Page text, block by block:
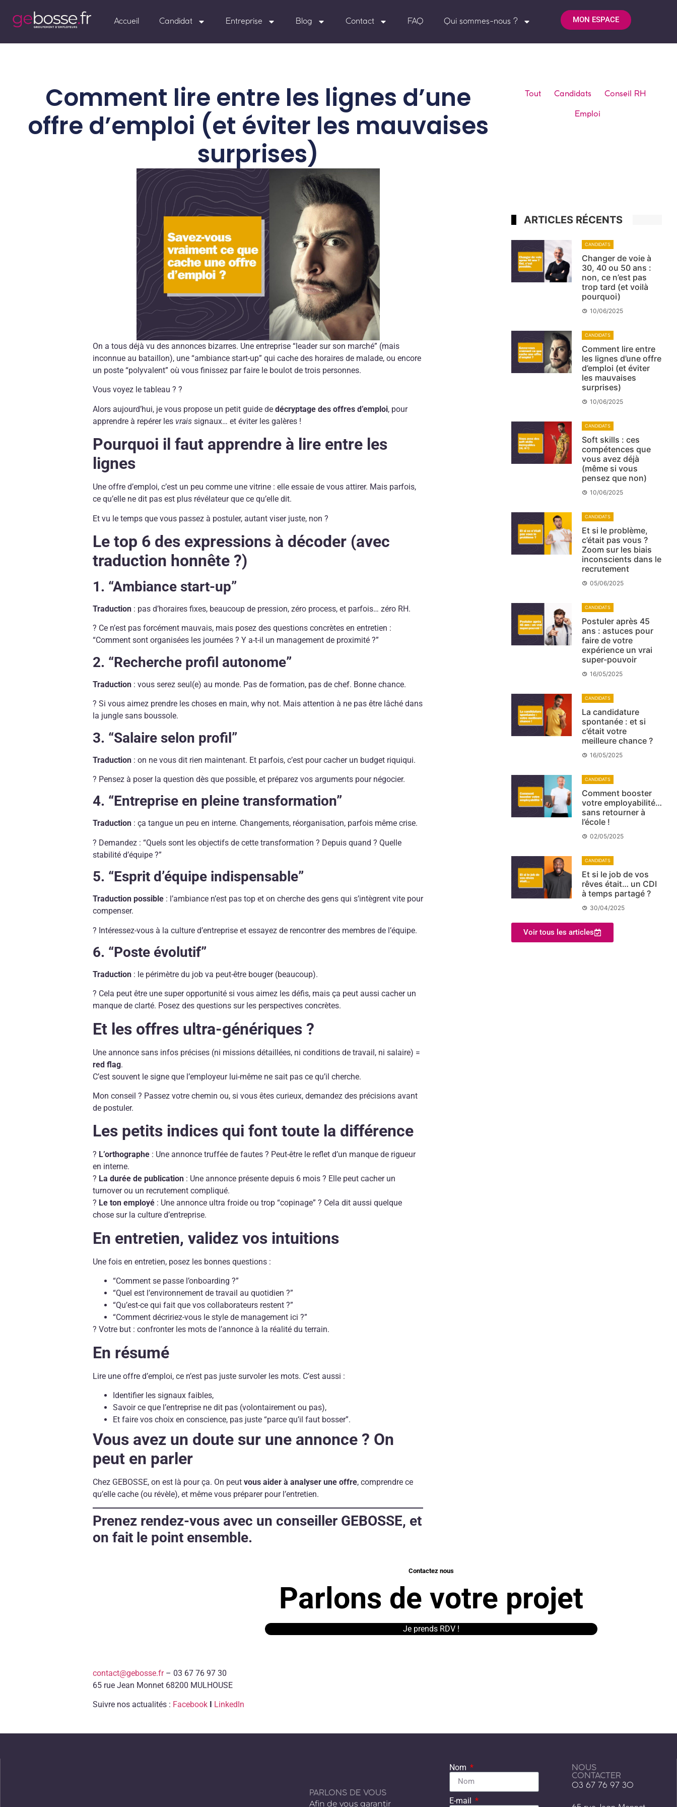
Accueil Candidat Entreprise Blog Contact FAQ Qui sommes-nous ? MON ESPACE
Comment lire entre les lignes d’une
offre d’emploi (et éviter les mauvaises
surprises)
On a tous déjà vu des annonces bizarres. Une entreprise “leader sur son marché” (mais
inconnue au bataillon), une “ambiance start-up” qui cache des horaires de malade, ou encore
un poste “polyvalent” où vous finissez par faire le boulot de trois personnes.
Vous voyez le tableau ? ?
Alors aujourd’hui, je vous propose un petit guide dedécryptage des offres d’emploi, pour
apprendre à repérer les vrais signaux… et éviter les galères !
Pourquoi il faut apprendre à lire entre les
lignes
Une offre d’emploi, c’est un peu comme une vitrine : elle essaie de vous attirer. Mais parfois,
ce qu’elle ne dit pas est plus révélateur que ce qu’elle dit.
Et vu le temps que vous passez à postuler, autant viser juste, non ?
Le top 6 des expressions à décoder (avec
traduction honnête ?)
1. “Ambiance start-up”
Traduction : pas d’horaires fixes, beaucoup de pression, zéro process, et parfois… zéro RH.
? Ce n’est pas forcément mauvais, mais posez des questions concrètes en entretien :
“Comment sont organisées les journées ? Y a-t-il un management de proximité ?”
2. “Recherche profil autonome”
Traduction : vous serez seul(e) au monde. Pas de formation, pas de chef. Bonne chance.
? Si vous aimez prendre les choses en main, why not. Mais attention à ne pas être lâché dans
la jungle sans boussole.
3. “Salaire selon profil”
Traduction : on ne vous dit rien maintenant. Et parfois, c’est pour cacher un budget riquiqui.
? Pensez à poser la question dès que possible, et préparez vos arguments pour négocier.
4. “Entreprise en pleine transformation”
Traduction : ça tangue un peu en interne. Changements, réorganisation, parfois même crise.
? Demandez : “Quels sont les objectifs de cette transformation ? Depuis quand ? Quelle
stabilité d’équipe ?”
5. “Esprit d’équipe indispensable”
Traduction possible : l’ambiance n’est pas top et on cherche des gens qui s’intègrent vite pour
compenser.
? Intéressez-vous à la culture d’entreprise et essayez de rencontrer des membres de l’équipe.
6. “Poste évolutif”
Traduction : le périmètre du job va peut-être bouger (beaucoup).
? Cela peut être une super opportunité si vous aimez les défis, mais ça peut aussi cacher un
manque de clarté. Posez des questions sur les perspectives concrètes.
Et les offres ultra-génériques ?
Une annonce sans infos précises (ni missions détaillées, ni conditions de travail, ni salaire) =
red flag.
C’est souvent le signe que l’employeur lui-même ne sait pas ce qu’il cherche.
Mon conseil ? Passez votre chemin ou, si vous êtes curieux, demandez des précisions avant
de postuler.
Les petits indices qui font toute la différence
? L’orthographe : Une annonce truffée de fautes ? Peut-être le reflet d’un manque de rigueur
en interne.
? La durée de publication : Une annonce présente depuis 6 mois ? Elle peut cacher un
turnover ou un recrutement compliqué.
? Le ton employé : Une annonce ultra froide ou trop “copinage” ? Cela dit aussi quelque
chose sur la culture d’entreprise.
En entretien, validez vos intuitions
Une fois en entretien, posez les bonnes questions :
“Comment se passe l’onboarding ?”
“Quel est l’environnement de travail au quotidien ?”
“Qu’est-ce qui fait que vos collaborateurs restent ?”
“Comment décririez-vous le style de management ici ?”
? Votre but : confronter les mots de l’annonce à la réalité du terrain.
En résumé
Lire une offre d’emploi, ce n’est pas juste survoler les mots. C’est aussi :
Identifier les signaux faibles,
Savoir ce que l’entreprise ne dit pas (volontairement ou pas),
Et faire vos choix en conscience, pas juste “parce qu’il faut bosser”.
Vous avez un doute sur une annonce ? On
peut en parler
Chez GEBOSSE, on est là pour ça. On peutvous aider à analyser une offre, comprendre ce
qu’elle cache (ou révèle), et même vous préparer pour l’entretien.
Prenez rendez-vous avec un conseiller GEBOSSE, et
on fait le point ensemble.
Contactez nous
Parlons de votre projet
Je prends RDV !
contact@gebosse.fr– 03 67 76 97 30
65 rue Jean Monnet 68200 MULHOUSE
Suivre nos actualités : Facebook LinkedIn
Tout Candidats
Conseil RH
Emploi
ARTICLES RÉCENTS
CANDIDATS
Changer de voie à
30, 40 ou 50 ans :
non, ce n’est pas
trop tard (et voilà
pourquoi)
10/06/2025
CANDIDATS
Comment lire entre
les lignes d’une offre
d’emploi (et éviter
les mauvaises
surprises)
10/06/2025
CANDIDATS
Soft skills : ces
compétences que
vous avez déjà
(même si vous
pensez que non)
10/06/2025
CANDIDATS
Et si le problème,
c’était pas vous ?
Zoom sur les biais
inconscients dans le
recrutement
05/06/2025
CANDIDATS
Postuler après 45
ans : astuces pour
faire de votre
expérience un vrai
super-pouvoir
16/05/2025
CANDIDATS
La candidature
spontanée : et si
c’était votre
meilleure chance ?
16/05/2025
CANDIDATS
Comment booster
votre employabilité…
sans retourner à
l’école !
02/05/2025
CANDIDATS
Et si le job de vos
rêves était… un CDI
à temps partagé ?
30/04/2025
Voir tous les articles
PARLONS DE VOUS
Afin de vous garantir
Nom
E-mail
NOUS
CONTACTER
03 67 76 97 30